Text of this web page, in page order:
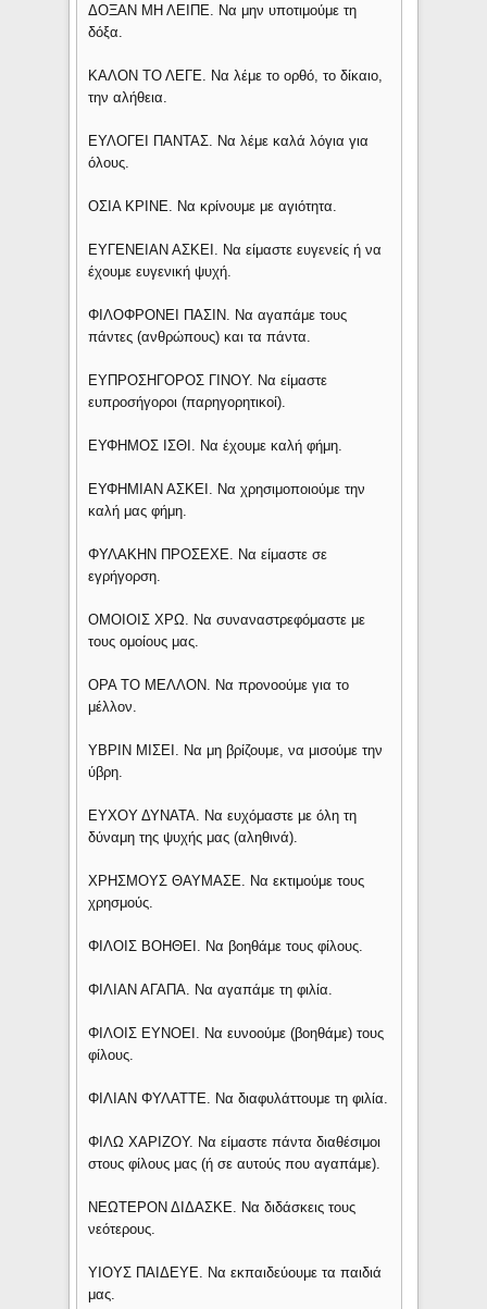
ΔΟΞΑΝ ΜΗ ΛΕΙΠΕ. Να μην υποτιμούμε τη
δόξα.
ΚΑΛΟΝ ΤΟ ΛΕΓΕ. Να λέμε το ορθό, το δίκαιο,
την αλήθεια.
ΕΥΛΟΓΕΙ ΠΑΝΤΑΣ. Να λέμε καλά λόγια για
όλους.
ΟΣΙΑ ΚΡΙΝΕ. Να κρίνουμε με αγιότητα.
ΕΥΓΕΝΕΙΑΝ ΑΣΚΕΙ. Να είμαστε ευγενείς ή να
έχουμε ευγενική ψυχή.
ΦΙΛΟΦΡΟΝΕΙ ΠΑΣΙΝ. Να αγαπάμε τους
πάντες (ανθρώπους) και τα πάντα.
ΕΥΠΡΟΣΗΓΟΡΟΣ ΓΙΝΟΥ. Να είμαστε
ευπροσήγοροι (παρηγορητικοί).
ΕΥΦΗΜΟΣ ΙΣΘΙ. Να έχουμε καλή φήμη.
ΕΥΦΗΜΙΑΝ ΑΣΚΕΙ. Να χρησιμοποιούμε την
καλή μας φήμη.
ΦΥΛΑΚΗΝ ΠΡΟΣΕΧΕ. Να είμαστε σε
εγρήγορση.
ΟΜΟΙΟΙΣ ΧΡΩ. Να συναναστρεφόμαστε με
τους ομοίους μας.
ΟΡΑ ΤΟ ΜΕΛΛΟΝ. Να προνοούμε για το
μέλλον.
ΥΒΡΙΝ ΜΙΣΕΙ. Να μη βρίζουμε, να μισούμε την
ύβρη.
ΕΥΧΟΥ ΔΥΝΑΤΑ. Να ευχόμαστε με όλη τη
δύναμη της ψυχής μας (αληθινά).
ΧΡΗΣΜΟΥΣ ΘΑΥΜΑΣΕ. Να εκτιμούμε τους
χρησμούς.
ΦΙΛΟΙΣ ΒΟΗΘΕΙ. Να βοηθάμε τους φίλους.
ΦΙΛΙΑΝ ΑΓΑΠΑ. Να αγαπάμε τη φιλία.
ΦΙΛΟΙΣ ΕΥΝΟΕΙ. Να ευνοούμε (βοηθάμε) τους
φίλους.
ΦΙΛΙΑΝ ΦΥΛΑΤΤΕ. Να διαφυλάττουμε τη φιλία.
ΦΙΛΩ ΧΑΡΙΖΟΥ. Να είμαστε πάντα διαθέσιμοι
στους φίλους μας (ή σε αυτούς που αγαπάμε).
ΝΕΩΤΕΡΟΝ ΔΙΔΑΣΚΕ. Να διδάσκεις τους
νεότερους.
ΥΙΟΥΣ ΠΑΙΔΕΥΕ. Να εκπαιδεύουμε τα παιδιά
μας.